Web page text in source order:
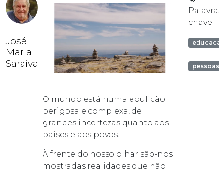
José
Maria
Saraiva
chave
pessoas
O mundo está numa ebulição
perigosa e complexa, de
grandes incertezas quanto aos
países e aos povos.
À frente do nosso olhar são-nos
mostradas realidades que não